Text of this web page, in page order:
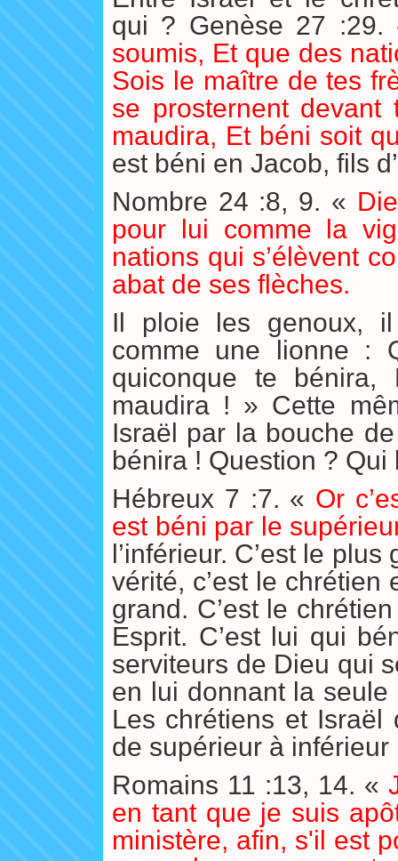
qui ? Genèse 27
soumis, Et que des
Sois le maître de tes
se prosternent
maudira, Et béni soit
est béni en Jacob, fils
Nombre 24 :8, 9. «
pour lui comme la
nations qui s’élèvent
abat de ses flèches.
Il ploie les genoux,
comme une lionne :
quiconque te
maudira ! » Cette
Israël par la bouche
bénira ! Question ? Qui
Hébreux 7 :7. « Or
est béni par le
l’inférieur. C’est le
vérité, c’est le
grand. C’est le
Esprit. C’est lui qui
serviteurs de Dieu qui
en lui donnant la
Les chrétiens et Israël
de supérieur à inférieur
Romains 11 :13, 14. «
en tant que je suis
ministère, afin, s'il est